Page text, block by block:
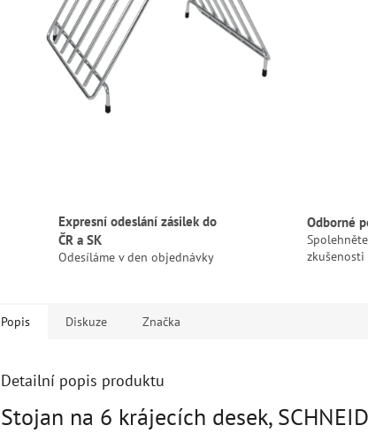
Expresní odeslání zásilek do
ČR a SK
Odesíláme v den objednávky
Odborné
zkušenosti
Popis Diskuze Značka
Detailní popis produktu
Stojan na 6 krájecích desek,